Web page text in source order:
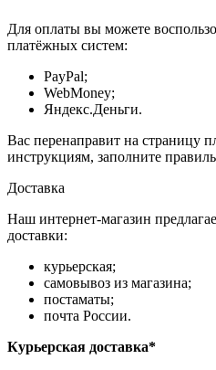
Для оплаты вы можете
платёжных систем:
PayPal;
WebMoney;
Яндекс.Деньги.
Вас перенаправит на страницу
инструкциям, заполните
Доставка
Наш интернет-магазин
доставки:
курьерская;
самовывоз из магазина;
постаматы;
почта России.
Курьерская доставка*